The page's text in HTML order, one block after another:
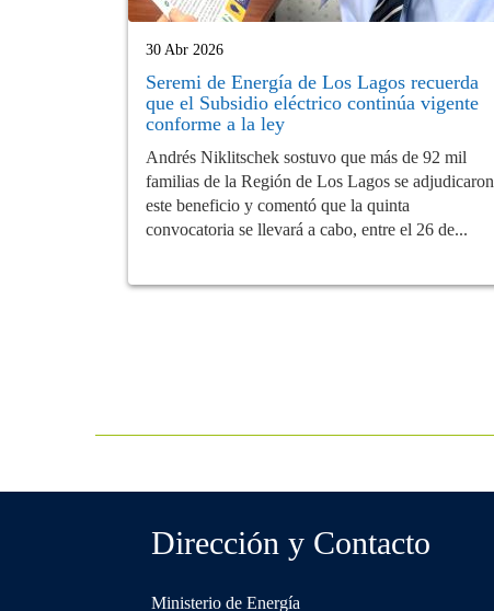
30 Abr 2026
Seremi de Energía de Los Lagos recuerda
que el Subsidio eléctrico continúa vigente
conforme a la ley
Andrés Niklitschek sostuvo que más de 92 mil
familias de la Región de Los Lagos se adjudicaron
este beneficio y comentó que la quinta
convocatoria se llevará a cabo, entre el 26 de...
Dirección y Contacto
Ministerio de Energía